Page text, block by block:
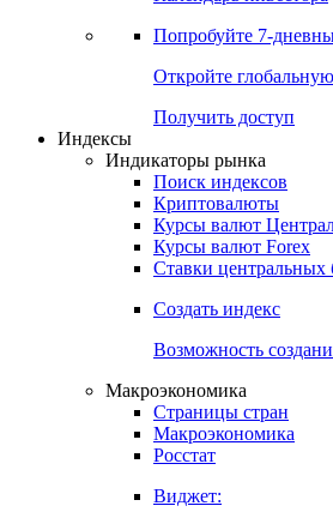
Попробуйте 7-
Откройте
Получить доступ
Индексы
Индикаторы рынка
Поиск индексов
Криптовалюты
Курсы валют
Курсы валют Forex
Ставки центральных
Создать индекс
Возможность
Макроэкономика
Страницы стран
Макроэкономика
Росстат
Виджет: